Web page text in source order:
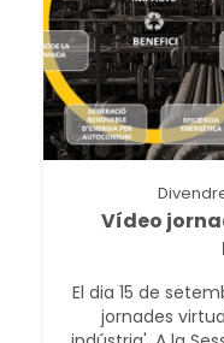
Vídeo
El dia 15 de
jornades